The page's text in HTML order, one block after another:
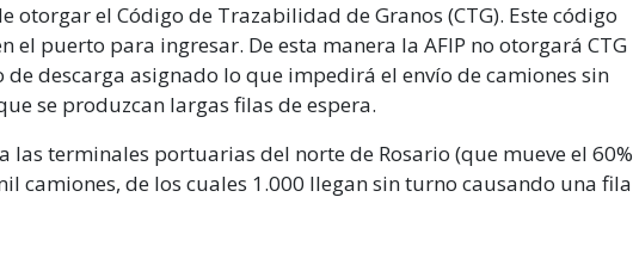
otorgar el Código de Trazabilidad de Granos (CTG). Este código
puerto para ingresar. De esta manera la AFIP no otorgará CTG
descarga asignado lo que impedirá el envío de camiones sin
se produzcan largas filas de espera.
las terminales portuarias del norte de Rosario (que mueve el 60%
camiones, de los cuales 1.000 llegan sin turno causando una fila